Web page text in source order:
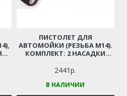
ПИСТОЛЕТ ДЛЯ
АВТОМОЙКИ (РЕЗЬБА М14).
КОМПЛЕКТ: 2 НАСАДКИ
М14)
2441р.
В НАЛИЧИИ